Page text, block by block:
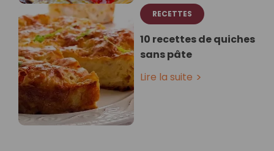
RECETTES
10 recettes de quiches
sans pâte
Lire la suite